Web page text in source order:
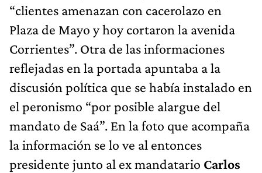
“clientes amenazan con cacerolazo en
Plaza de Mayo y hoy cortaron la avenida
Corrientes”. Otra de las informaciones
reflejadas en la portada apuntaba a la
discusión política que se había instalado en
el peronismo “por posible alargue del
mandato de Saá”. En la foto que acompaña
la información se lo ve al entonces
presidente junto al ex mandatario Carlos